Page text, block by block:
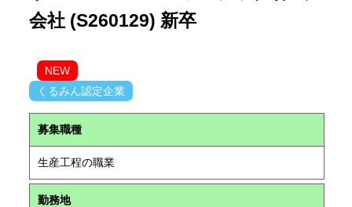
会社 (S260129) 新卒
NEW
くるみん認定企業
募集職種
生産工程の職業
勤務地